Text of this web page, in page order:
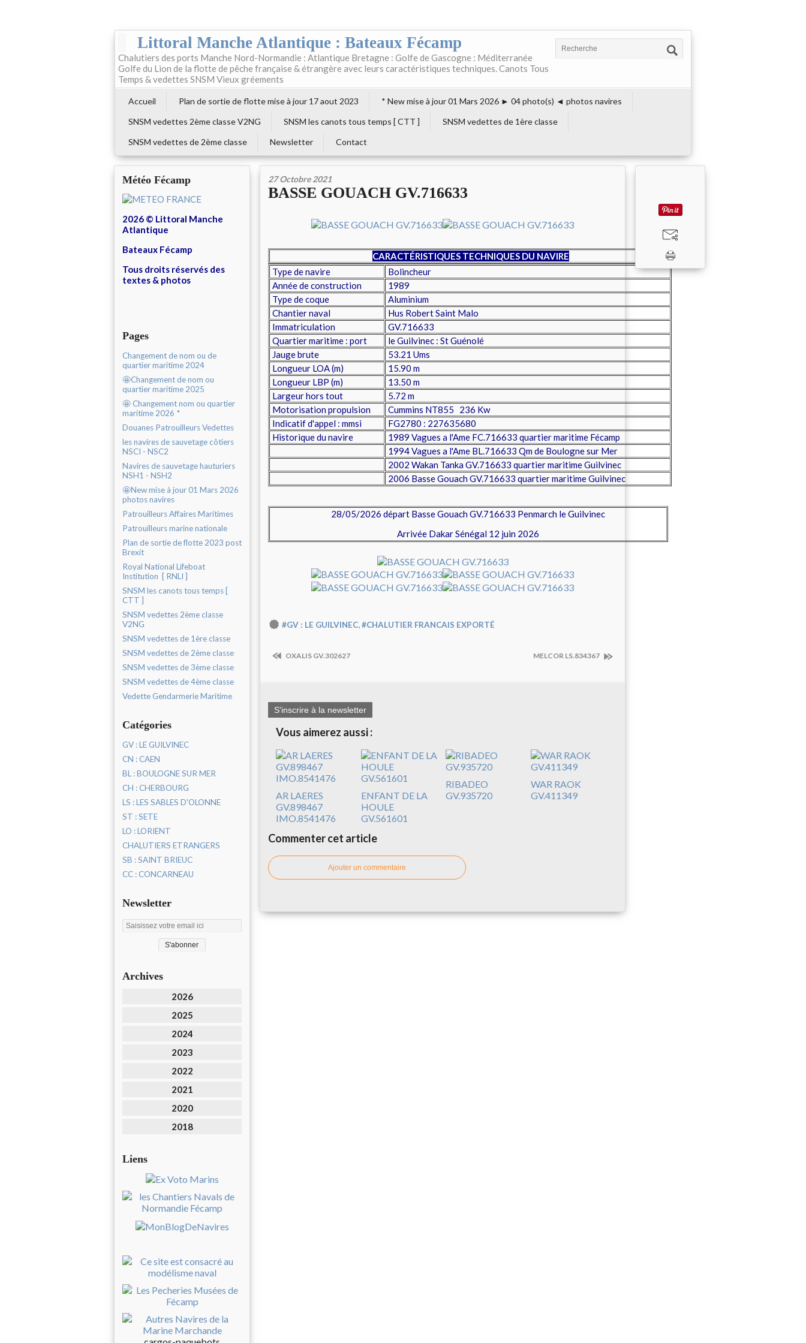
Littoral Manche Atlantique : Bateaux Fécamp
Chalutiers des ports Manche Nord-Normandie : Atlantique Bretagne : Golfe de Gascogne : Méditerranée
Golfe du Lion de la flotte de pêche française & étrangère avec leurs caractéristiques techniques. Canots Tous
Temps & vedettes SNSM Vieux gréements
Accueil Plan de sortie de flotte mise à jour 17 aout 2023
* New mise à jour 01 Mars 2026 ► 04 photo(s) ◄ photos navires
SNSM vedettes 2ème classe V2NG
SNSM les canots tous temps [ CTT ]
SNSM vedettes de 1ère classe
SNSM vedettes de 2ème classe
Newsletter Contact
Météo Fécamp
2026 © Littoral Manche
Atlantique
Bateaux Fécamp
Tous droits réservés des
textes & photos
Pages
Changement de nom ou de
quartier maritime 2024
🤩Changement de nom ou
quartier maritime 2025
🤩 Changement nom ou quartier
maritime 2026 *
Douanes Patrouilleurs Vedettes
les navires de sauvetage côtiers
NSCI - NSC2
Navires de sauvetage hauturiers
NSH1 - NSH2
🤩New mise à jour 01 Mars 2026
photos navires
Patrouilleurs Affaires Maritimes
Patrouilleurs marine nationale
Plan de sortie de flotte 2023 post
Brexit
Royal National Lifeboat
Institution [ RNLI ]
SNSM les canots tous temps [
CTT ]
SNSM vedettes 2ème classe
V2NG
SNSM vedettes de 1ère classe
SNSM vedettes de 2ème classe
SNSM vedettes de 3ème classe
SNSM vedettes de 4ème classe
Vedette Gendarmerie Maritime
Catégories
GV : LE GUILVINEC
CN : CAEN
BL : BOULOGNE SUR MER
CH : CHERBOURG
LS : LES SABLES D'OLONNE
ST : SETE
LO : LORIENT
CHALUTIERS ETRANGERS
SB : SAINT BRIEUC
CC : CONCARNEAU
Newsletter
Archives
2026
2025
2024
2023
2022
2021
2020
2018
Liens
27 Octobre 2021
BASSE GOUACH GV.716633
CARACTÉRISTIQUES TECHNIQUES DU NAVIRE
Type de navire
Bolincheur
Année de construction
1989
Type de coque
Aluminium
Chantier naval
Hus Robert Saint Malo
Immatriculation
GV.716633
Quartier maritime : port
le Guilvinec : St Guénolé
Jauge brute
53.21 Ums
Longueur LOA (m)
15.90 m
Longueur LBP (m)
13.50 m
Largeur hors tout
5.72 m
Motorisation propulsion
Cummins NT855 236 Kw
Indicatif d'appel : mmsi
FG2780 : 227635680
Historique du navire
1989 Vagues a l'Ame FC.716633 quartier maritime Fécamp
1994 Vagues a l'Ame BL.716633 Qm de Boulogne sur Mer
2002 Wakan Tanka GV.716633 quartier maritime Guilvinec
2006 Basse Gouach GV.716633 quartier maritime Guilvinec
28/05/2026 départ Basse Gouach GV.716633 Penmarch le Guilvinec
Arrivée Dakar Sénégal 12 juin 2026
#GV : LE GUILVINEC,#CHALUTIER FRANCAIS EXPORTÉ
OXALIS GV.302627 MELCOR LS.834367
S'inscrire à la newsletter
Vous aimerez aussi :
AR LAERES
GV.898467
IMO.8541476
ENFANT DE LA
HOULE
GV.561601
RIBADEO
GV.935720
WAR RAOK
GV.411349
Commenter cet article
Ajouter un commentaire